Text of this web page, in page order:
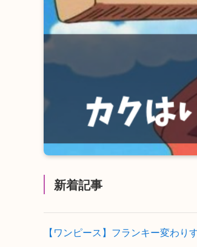
新着記事
【ワンピース】フランキー変わ